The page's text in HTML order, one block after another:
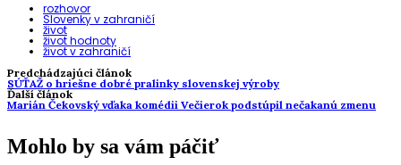
rozhovor
Slovenky v zahraničí
život
život hodnoty
život v zahraničí
Predchádzajúci článok
SÚŤAŽ o hriešne dobré pralinky slovenskej výroby
Ďalší článok
Marián Čekovský vďaka komédii Večierok podstúpil nečakanú zmenu
Mohlo by sa vám páčiť